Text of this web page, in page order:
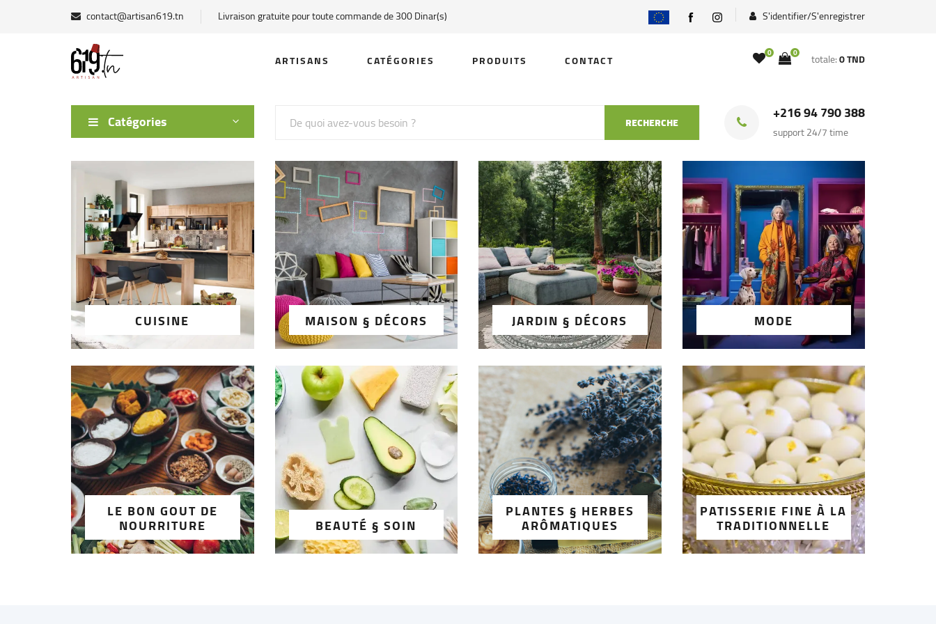
contact@artisan619.tn Livraison gratuite pour toute commande de 300 Dinar(s) S'identifier/S'enregistrer
ARTISANS CATÉGORIES PRODUITS CONTACT 0 0 totale:0 TND
Catégories RECHERCHE +216 94 790 388
support 24/7 time
CUISINE MAISON § DÉCORS JARDIN § DÉCORS MODE
LE BON GOUT DE
NOURRITURE BEAUTÉ § SOIN
PLANTES § HERBES
ARÔMATIQUES
PATISSERIE FINE À LA
TRADITIONNELLE